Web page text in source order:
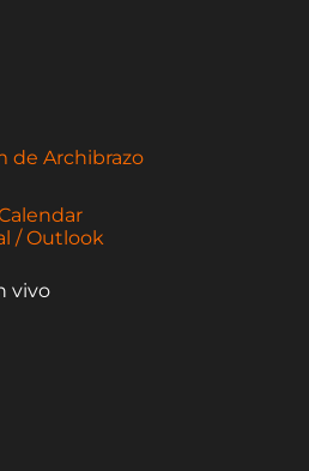
de Archibrazo
/ Outlook
vivo